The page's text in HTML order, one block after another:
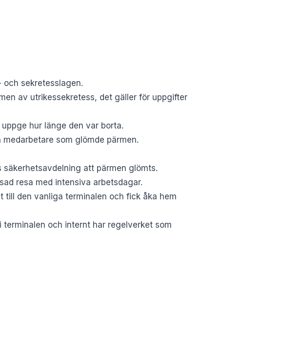
och sekretesslagen.
av utrikessekretess, det gäller för uppgifter
hur länge den var borta.
som glömde pärmen.
att pärmen glömts.
resa med intensiva arbetsdagar.
till den vanliga terminalen och fick åka hem
och internt har regelverket som